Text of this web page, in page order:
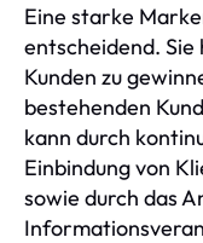
Eine starke
entscheidend.
Kunden zu
bestehenden
kann durch
Einbindung von
sowie durch das